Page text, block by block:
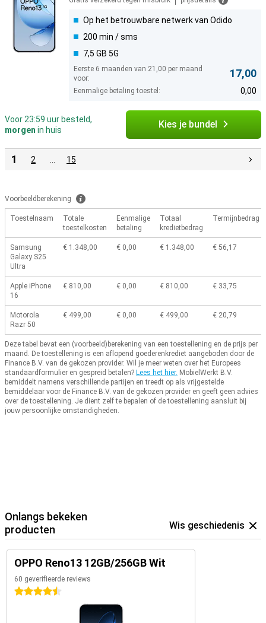
Op het betrouwbare netwerk van Odido
200 min / sms
7,5 GB 5G
Eerste 6 maanden van 21,00 per maand
voor:
17,00
Eenmalige betaling toestel: 0,00
Voor 23:59 uur besteld,
morgen in huis Kies je bundel
1 2 … 15
Voorbeeldberekening
Toestelnaam
Totale
toestelkosten
Eenmalige
betaling
Totaal
kredietbedrag
Termijnbedrag
Samsung
Galaxy S25
Ultra
€ 1.348,00 € 0,00 € 1.348,00 € 56,17
Apple iPhone
16
€ 810,00 € 0,00 € 810,00 € 33,75
Motorola
Razr 50
€ 499,00 € 0,00 € 499,00 € 20,79
Deze tabel bevat een (voorbeeld)berekening van een toestellening en de prijs per
maand. De toestellening is een aflopend goederenkrediet aangeboden door de
Finance B.V. van de gekozen provider. Wil je meer weten over het Europees
standaardformulier en gespreid betalen? Lees het hier. MobielWerkt B.V.
bemiddelt namens verschillende partijen en treedt op als vrijgestelde
bemiddelaar voor de Finance B.V. van de gekozen provider en geeft geen advies
over de toestellening. Je dient zelf te bepalen of de toestellening aansluit bij
jouw persoonlijke omstandigheden.
Onlangs bekeken
producten
Wis geschiedenis
OPPO Reno13 12GB/256GB Wit
60 geverifieerde reviews
4.5 sterren